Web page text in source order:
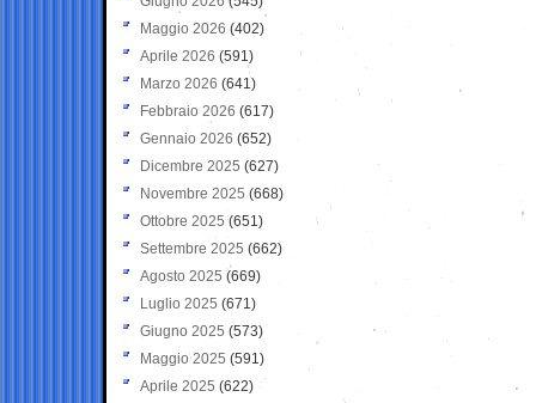
Maggio 2026 (402)
Aprile 2026 (591)
Marzo 2026 (641)
Febbraio 2026 (617)
Gennaio 2026 (652)
Dicembre 2025 (627)
Novembre 2025 (668)
Ottobre 2025 (651)
Settembre 2025 (662)
Agosto 2025 (669)
Luglio 2025 (671)
Giugno 2025 (573)
Maggio 2025 (591)
Aprile 2025 (622)